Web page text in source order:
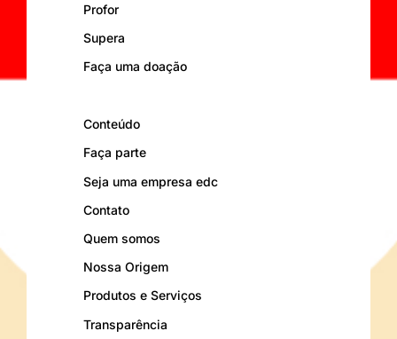
Profor
Supera
Faça uma doação
Conteúdo
Faça parte
Seja uma empresa edc
Contato
Quem somos
Nossa Origem
Produtos e Serviços
Transparência